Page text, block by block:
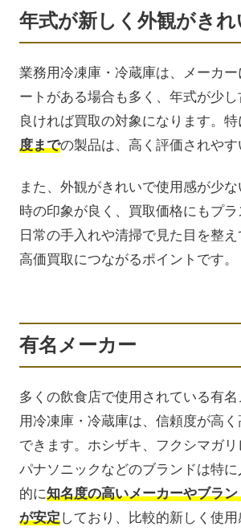
年式が新しく外観がきれ
業務用冷凍庫・冷蔵庫は、メーカ
ートがある場合も多く、年式が少
良ければ買取の対象になります。特
度までの製品は、高く評価されやす
また、外観がきれいで使用感が少
時の印象が良く、買取価格にもプラ
日常の手入れや清掃で見た目を整え
高価買取につながるポイントです。
有名メーカー
多くの飲食店で使用されている有
用冷凍庫・冷蔵庫は、信頼度が高
できます。ホシザキ、フクシマガリ
パナソニックなどのブランドは特
的に知名度の高いメーカーやブラ
が安定しており、比較的新しく使